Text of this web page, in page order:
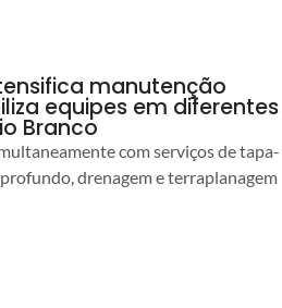
manutenção
equipes em diferentes
Branco
com serviços de tapa-
drenagem e terraplanagem